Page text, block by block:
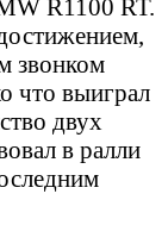
R1100 RT.
звонком
что выиграл
двух
в ралли